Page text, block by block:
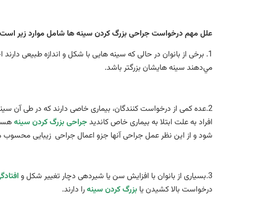
علل مهم درخواست جراحی بزرگ كردن سینه ها شامل موارد زير
1. برخی از بانوان در حالی كه سینه هايی با شكل و اندازه طبيعی
مي‌دهند سینه هايشان بزرگتر باشد.
2.عده كمی از درخواست كنندگان، بيماری خاصی دارند كه در طی آن
افراد به علت ابتلا به بيماری خاص كانديدجراحی بزرگ کردن سینه
شود و از اين نظر عمل جراحی آنها جزو اعمال جراحی زيبايی
3.بسياری از بانوان با افزايش سن يا شيردهی دچار تغییر شكل و
درخواست بالا كشيدن يا بزرگ كردن سینهرا دارند.